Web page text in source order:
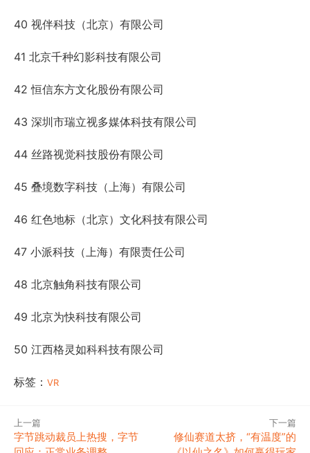
40 视伴科技（北京）有限公司
41 北京千种幻影科技有限公司
42 恒信东方文化股份有限公司
43 深圳市瑞立视多媒体科技有限公司
44 丝路视觉科技股份有限公司
45 叠境数字科技（上海）有限公司
46 红色地标（北京）文化科技有限公司
47 小派科技（上海）有限责任公司
48 北京触角科技有限公司
49 北京为快科技有限公司
50 江西格灵如科科技有限公司
标签： VR
上一篇
字节跳动裁员上热搜，字节
下一篇
修仙赛道太挤，“有温度”的